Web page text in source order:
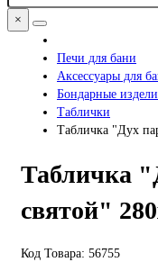
×
Печи для бани
Аксессуары для
Бондарные
Таблички
Табличка "Дух
Табличка
святой"
Код Товара: 56755